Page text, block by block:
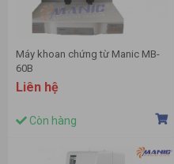
Máy khoan chứng từ Manic MB-
60B
Liên hệ
Còn hàng